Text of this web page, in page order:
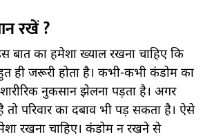
रखें ?
का हमेशा ख्याल रखना चाहिए कि
ही जरूरी होता है। कभी-कभी कंडोम का
नुकसान झेलना पड़ता है। अगर
तो परिवार का दबाव भी पड़ सकता है। ऐसे
रखना चाहिए। कंडोम न रखने से